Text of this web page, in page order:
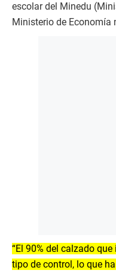
escolar del Minedu
Ministerio de Economía
“El 90% del calzado
tipo de control, lo que